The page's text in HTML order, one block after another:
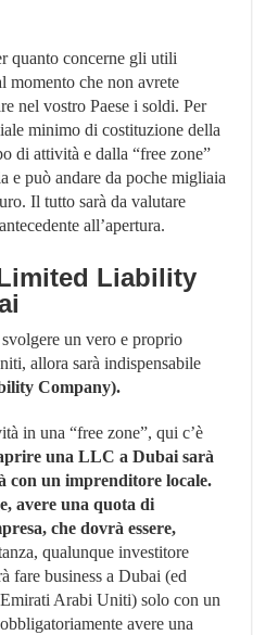
quanto concerne gli utili
momento che non avrete
nel vostro Paese i soldi. Per
minimo di costituzione della
di attività e dalla “free zone”
e può andare da poche migliaia
Il tutto sarà da valutare
all’apertura.
Liability
un vero e proprio
allora sarà indispensabile
Company).
in una “free zone”, qui c’è
una LLC a Dubai sarà
con un imprenditore locale.
avere una quota di
che dovrà essere,
qualunque investitore
fare business a Dubai (ed
Arabi Uniti) solo con un
avere una